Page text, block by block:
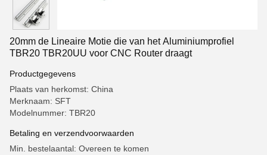
20mm de Lineaire Motie die van het Aluminiumprofiel
TBR20 TBR20UU voor CNC Router draagt
Productgegevens
Plaats van herkomst: China
Merknaam: SFT
Modelnummer: TBR20
Betaling en verzendvoorwaarden
Min. bestelaantal: Overeen te komen